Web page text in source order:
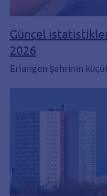
Güncel
2026
Erlangen şehrinin